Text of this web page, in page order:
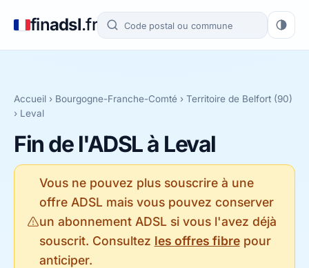
finadsl.fr
Accueil › Bourgogne-Franche-Comté › Territoire de Belfort (90)
› Leval
Fin de l'ADSL à Leval
Vous ne pouvez plus souscrire à une
offre ADSL mais vous pouvez conserver
un abonnement ADSL si vous l'avez déjà
souscrit. Consultez les offres fibrepour
anticiper.